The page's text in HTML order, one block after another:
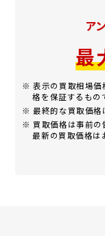
ア
最
※ 表示の買取相場価
格を保証するもの
※ 最終的な買取価格
※ 買取価格は事前の
最新の買取価格は